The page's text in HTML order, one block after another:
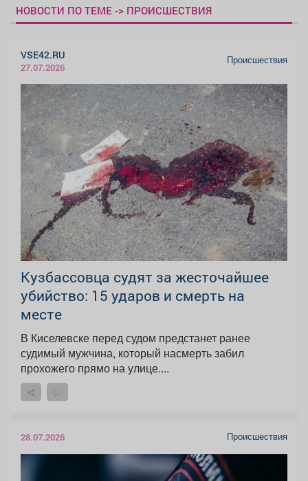
НОВОСТИ ПО ТЕМЕ -> ПРОИСШЕСТВИЯ
VSE42.RU
27.07.2026
Происшествия
Кузбассовца судят за жесточайшее
убийство: 15 ударов и смерть на
месте
В Киселевске перед судом предстанет ранее
судимый мужчина, который насмерть забил
прохожего прямо на улице....
28.07.2026 Происшествия